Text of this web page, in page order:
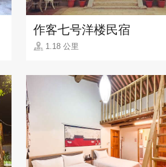
作客七号洋楼民宿
1.18 公里